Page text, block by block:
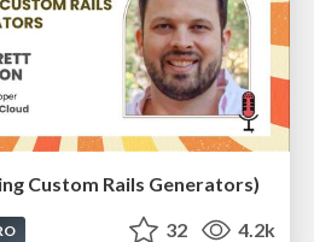
Custom Rails Generators)
32 4.2k